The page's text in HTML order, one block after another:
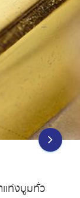
แท่งบูมทั่ว